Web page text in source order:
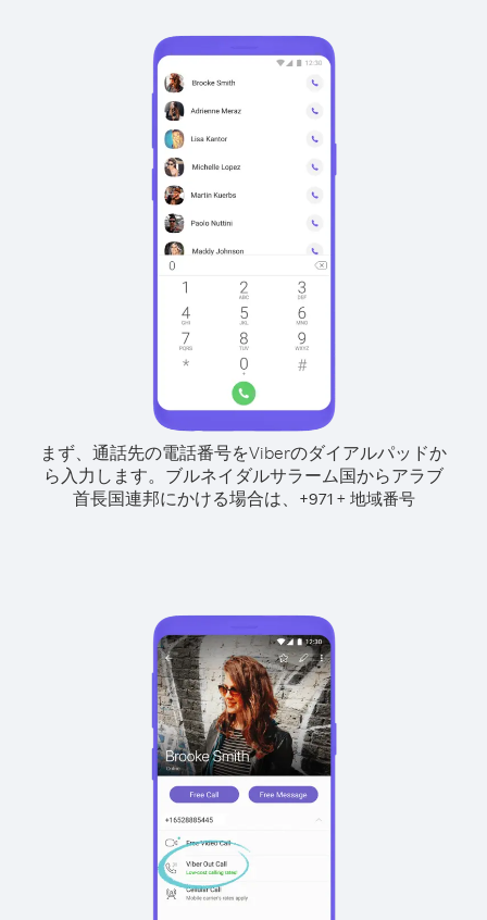
まず、通話先の電話番号をViberのダイアルパッドか
ら入力します。 ブルネイダルサラーム国からアラブ
首長国連邦にかける場合は、
+971+ 地域番号